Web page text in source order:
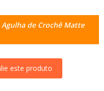
Agulha de Crochê Matte
este produto